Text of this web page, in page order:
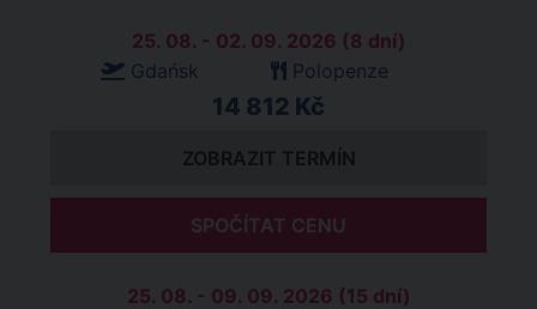
25. 08. - 02. 09. 2026 (8 dní)
Gdańsk
Polopenze
14 812 Kč
ZOBRAZIT TERMÍN
SPOČÍTAT CENU
25. 08. - 09. 09. 2026 (15 dní)